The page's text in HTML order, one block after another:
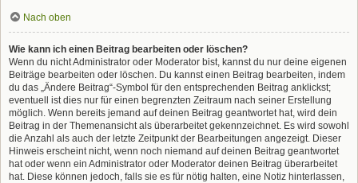
Nach oben
Wie kann ich einen Beitrag bearbeiten oder löschen?
Wenn du nicht Administrator oder Moderator bist, kannst du nur deine eigenen
Beiträge bearbeiten oder löschen. Du kannst einen Beitrag bearbeiten, indem
du das „Ändere Beitrag“-Symbol für den entsprechenden Beitrag anklickst;
eventuell ist dies nur für einen begrenzten Zeitraum nach seiner Erstellung
möglich. Wenn bereits jemand auf deinen Beitrag geantwortet hat, wird dein
Beitrag in der Themenansicht als überarbeitet gekennzeichnet. Es wird sowohl
die Anzahl als auch der letzte Zeitpunkt der Bearbeitungen angezeigt. Dieser
Hinweis erscheint nicht, wenn noch niemand auf deinen Beitrag geantwortet
hat oder wenn ein Administrator oder Moderator deinen Beitrag überarbeitet
hat. Diese können jedoch, falls sie es für nötig halten, eine Notiz hinterlassen,